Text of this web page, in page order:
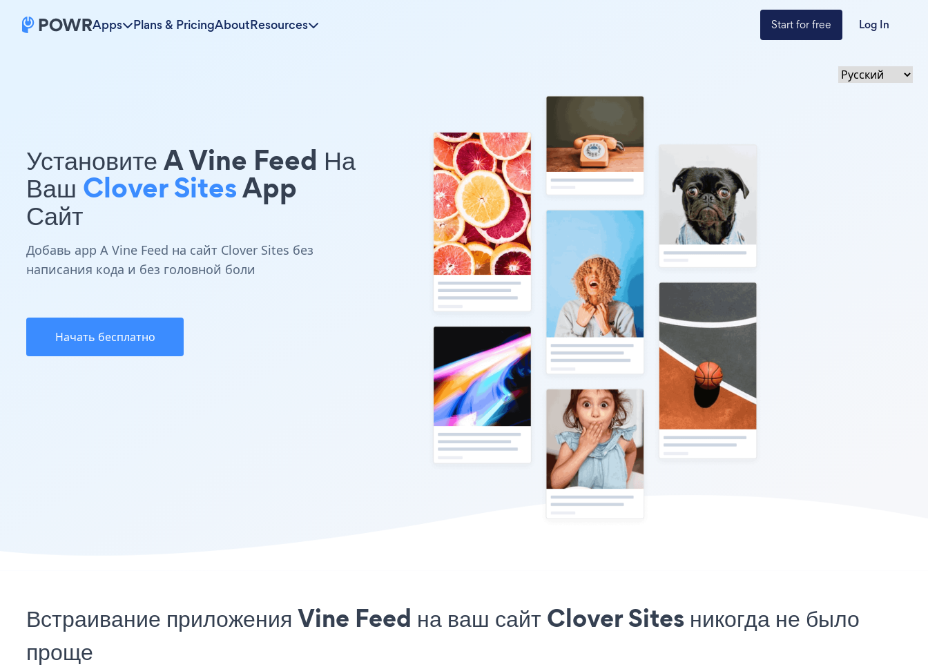
Apps Plans & PricingAboutResources Start for free Log In
Установите A Vine Feed На
Ваш Clover SitesApp
Сайт
Добавь app A Vine Feed на сайт Clover Sites без
написания кода и без головной боли
Начать бесплатно
Встраивание приложения Vine Feed на ваш сайт Clover Sites никогда не было
проще